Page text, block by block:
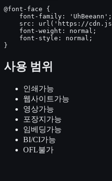
@font-face {
    font-family: 'UhBeeann';
src: url('https://
    font-weight: normal;
    font-style: normal;
}
사용 범위
인쇄 가능
웹사이트가능
영상가능
포장지 가능
임베딩가능
BI/CI가능
OFL불가